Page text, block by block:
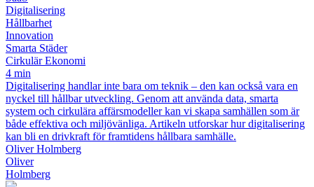
Digitalisering
Hållbarhet
Innovation
Smarta Städer
Cirkulär Ekonomi
4 min
Digitalisering handlar inte bara om teknik – den kan också vara en
nyckel till hållbar utveckling. Genom att använda data, smarta
system och cirkulära affärsmodeller kan vi skapa samhällen som är
både effektiva och miljövänliga. Artikeln utforskar hur digitalisering
kan bli en drivkraft för framtidens hållbara samhälle.
Oliver Holmberg
Oliver
Holmberg